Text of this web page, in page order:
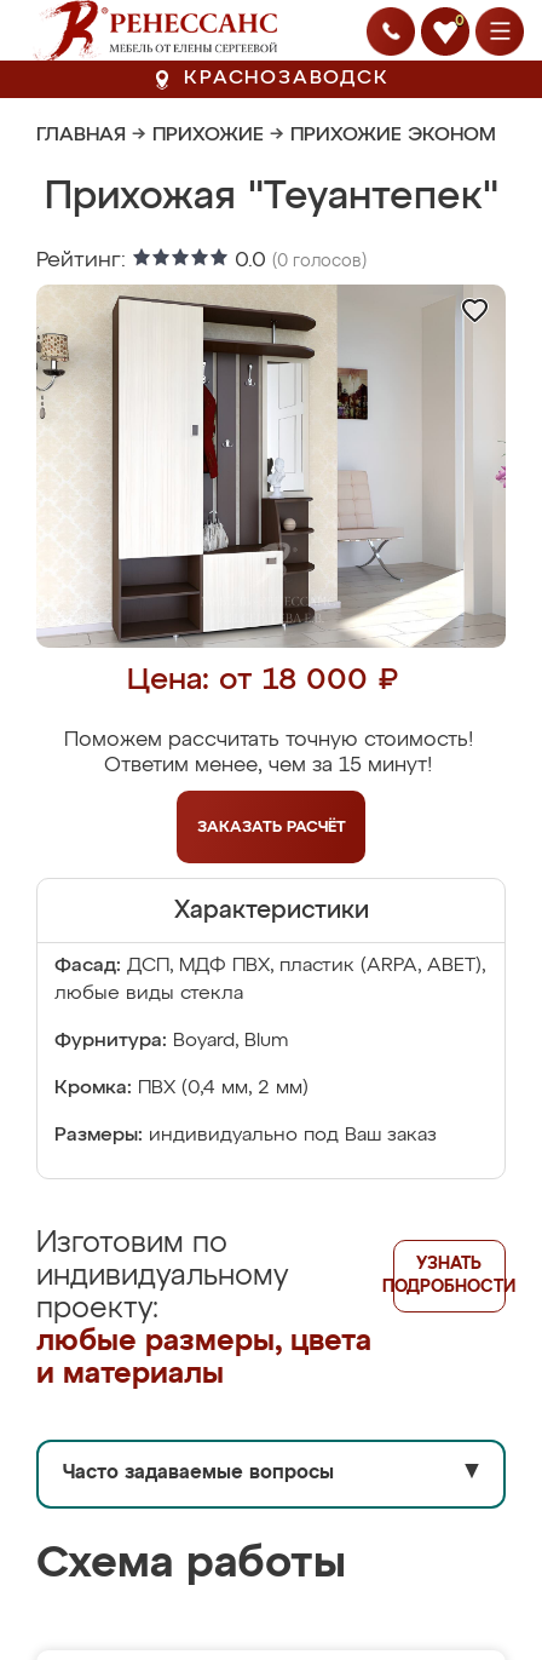
0
КРАСНОЗАВОДСК
ГЛАВНАЯ → ПРИХОЖИЕ → ПРИХОЖИЕ ЭКОНОМ
Прихожая "Теуантепек"
Рейтинг: 0.0 (0 голосов)
Цена: от 18 000 ₽
Поможем рассчитать точную стоимость!
Ответим менее, чем за 15 минут!
ЗАКАЗАТЬ РАСЧЁТ
Характеристики
Фасад: ДСП, МДФ ПВХ, пластик (ARPA, ABET),
любые виды стекла
Фурнитура: Boyard, Blum
Кромка: ПВХ (0,4 мм, 2 мм)
Размеры: индивидуально под Ваш заказ
Изготовим по
индивидуальному
проекту:
любые размеры, цвета
и материалы
УЗНАТЬ
ПОДРОБНОСТИ
Часто задаваемые вопросы ▼
Схема работы